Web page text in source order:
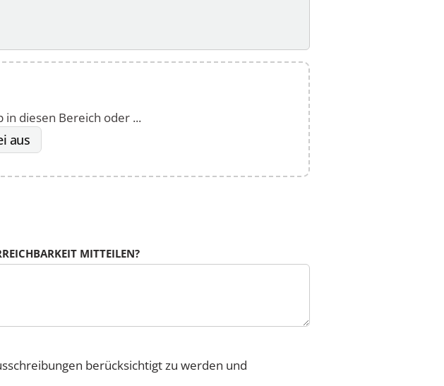
in diesen Bereich oder ...
aus
MITTEILEN?
berücksichtigt zu werden und